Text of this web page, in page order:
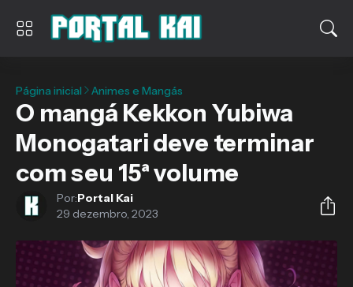
Página inicial Animes e Mangás
O mangá Kekkon Yubiwa
Monogatari deve terminar
com seu 15ª volume
Por:Portal Kai
29 dezembro, 2023